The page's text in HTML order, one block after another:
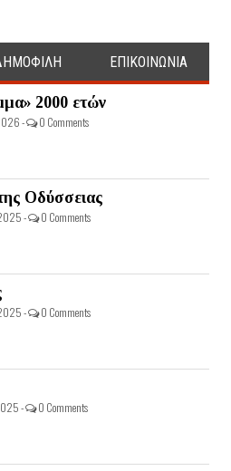
ΕΠΙΚΟΙΝΩΝΙΑ
2000 ετών
- 0 Comments
Οδύσσειας
- 0 Comments
- 0 Comments
- 0 Comments